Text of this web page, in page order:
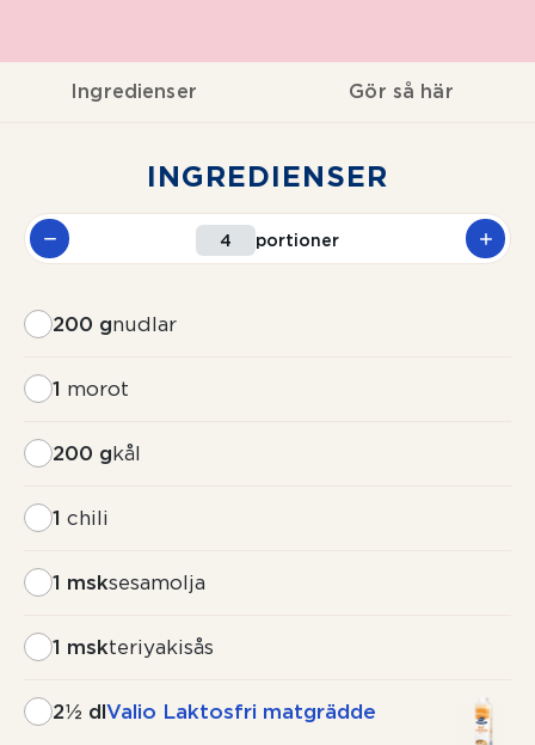
Ingredienser Gör så här
INGREDIENSER
portioner
200 gnudlar
1 morot
200 gkål
1 chili
1 msksesamolja
1 mskteriyakisås
2½ dlValio Laktosfri matgrädde